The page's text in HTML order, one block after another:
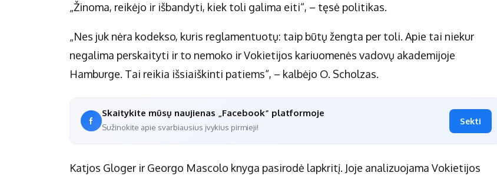
„Žinoma, reikėjo ir išbandyti, kiek toli galima eiti“, – tęsė politikas.
„Nes juk nėra kodekso, kuris reglamentuotų: taip būtų žengta per toli. Apie tai niekur
negalima perskaityti ir to nemoko ir Vokietijos kariuomenės vadovų akademijoje
Hamburge. Tai reikia išsiaiškinti patiems“, – kalbėjo O. Scholzas.
Skaitykite mūsų naujienas „Facebook“ platformoje
Sužinokite apie svarbiausius įvykius pirmieji!
Sekti
Katjos Gloger ir Georgo Mascolo knyga pasirodė lapkritį. Joje analizuojama Vokietijos